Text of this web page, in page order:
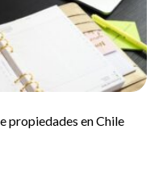
propiedades en Chile